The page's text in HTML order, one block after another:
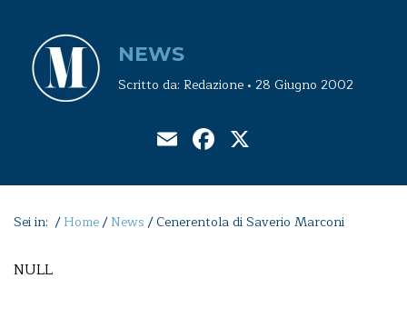
NEWS
Scritto da: Redazione • 28 Giugno 2002
EmailFacebook
Sei in: /Home/News /Cenerentola di Saverio Marconi
NULL